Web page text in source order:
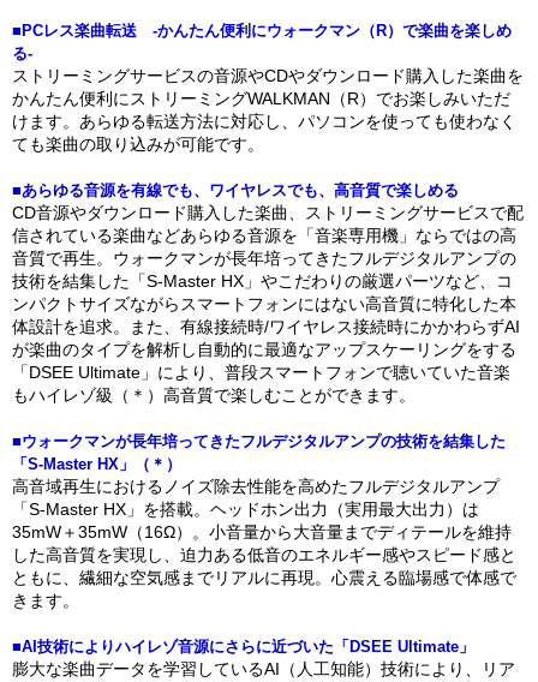
■PCレス楽曲転送 -かんたん便利にウォークマン（R）で楽曲を楽しめ
る-
ストリーミングサービスの音源やCDやダウンロード購入した楽曲を
かんたん便利にストリーミングWALKMAN（R）でお楽しみいただ
けます。あらゆる転送方法に対応し、パソコンを使っても使わなく
ても楽曲の取り込みが可能です。
■あらゆる音源を有線でも、ワイヤレスでも、高音質で楽しめる
CD音源やダウンロード購入した楽曲、ストリーミングサービスで配
信されている楽曲などあらゆる音源を「音楽専用機」ならではの高
音質で再生。ウォークマンが長年培ってきたフルデジタルアンプの
技術を結集した「S-Master HX」やこだわりの厳選パーツなど、コ
ンパクトサイズながらスマートフォンにはない高音質に特化した本
体設計を追求。また、有線接続時/ワイヤレス接続時にかかわらずAI
が楽曲のタイプを解析し自動的に最適なアップスケーリングをする
「DSEE Ultimate」により、普段スマートフォンで聴いていた音楽
もハイレゾ級（＊）高音質で楽しむことができます。
■ウォークマンが長年培ってきたフルデジタルアンプの技術を結集した
「S-Master HX」（＊）
高音域再生におけるノイズ除去性能を高めたフルデジタルアンプ
「S-Master HX」を搭載。ヘッドホン出力（実用最大出力）は
35mW＋35mW（16Ω）。小音量から大音量までディテールを維持
した高音質を実現し、迫力ある低音のエネルギー感やスピード感と
ともに、繊細な空気感までリアルに再現。心震える臨場感で体感で
きます。
■AI技術によりハイレゾ音源にさらに近づいた「DSEE Ultimate」
膨大な楽曲データを学習しているAI（人工知能）技術により、リア